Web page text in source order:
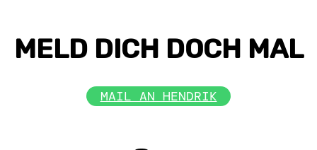
MELD DICH DOCH MAL
MAIL AN HENDRIK